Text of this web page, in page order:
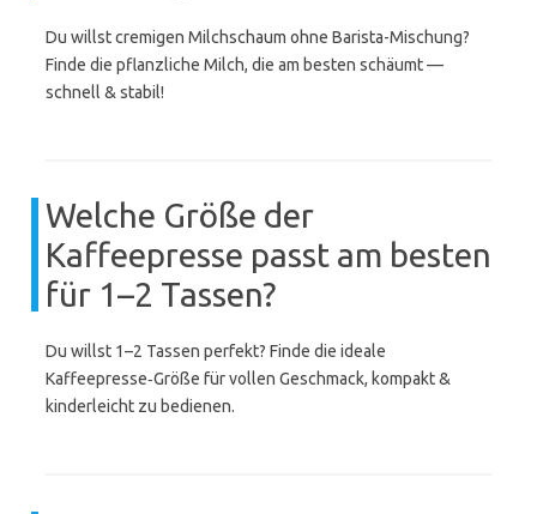
Du willst cremigen Milchschaum ohne Barista-Mischung?
Finde die pflanzliche Milch, die am besten schäumt —
schnell & stabil!
Welche Größe der
Kaffeepresse passt am besten
für 1–2 Tassen?
Du willst 1–2 Tassen perfekt? Finde die ideale
Kaffeepresse‑Größe für vollen Geschmack, kompakt &
kinderleicht zu bedienen.